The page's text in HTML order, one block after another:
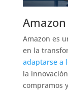
Amazon
Amazon es
en la
adaptarse a
la
compramos